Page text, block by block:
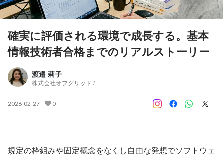
確実に評価される環境で成長する。基本
情報技術者合格までのリアルストーリー
渡邉 莉子
株式会社オフグリッド /
2026-02-27 0
規定の枠組みや固定概念をなくし自由な発想でソフトウェ